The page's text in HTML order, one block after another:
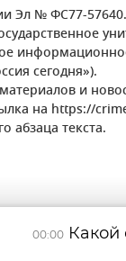
Эл № ФС77-57640.
сегодня»).
и
на https://
абзаца текста.
00:00 Какой